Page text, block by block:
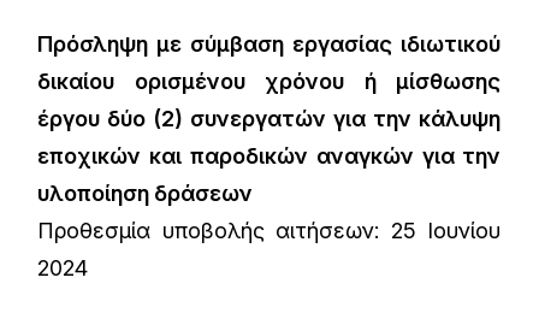
Πρόσληψη με σύμβαση εργασίας ιδιωτικού
δικαίου ορισμένου χρόνου ή μίσθωσης
έργου δύο (2) συνεργατών για την κάλυψη
εποχικών και παροδικών αναγκών για την
υλοποίηση δράσεων
Προθεσμία υποβολής αιτήσεων: 25 Ιουνίου
2024